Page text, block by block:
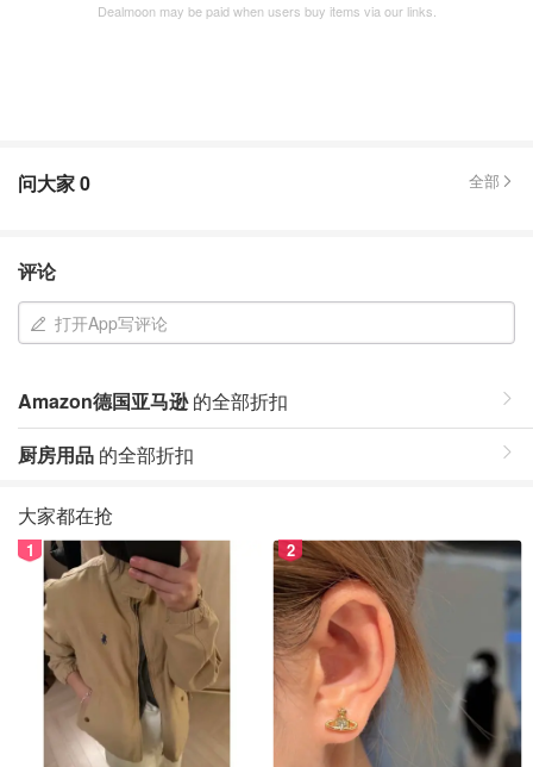
Dealmoon may be paid when users buy items via our links.
问大家0 全部
评论
打开App写评论
Amazon德国亚马逊的全部折扣
厨房用品 的全部折扣
大家都在抢
1 2